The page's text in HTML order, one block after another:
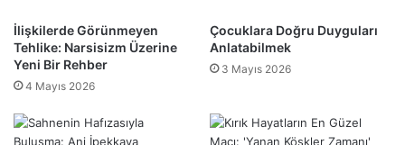
İlişkilerde Görünmeyen
Tehlike: Narsisizm Üzerine
Yeni Bir Rehber
4 Mayıs 2026
Çocuklara Doğru Duyguları
Anlatabilmek
3 Mayıs 2026